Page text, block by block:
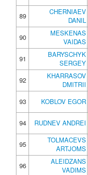
89
CHERNIAEV
DANIL
90
MESKENAS
VAIDAS
91
BARYSCHYK
SERGEY
92
KHARRASOV
DMITRII
93
KOBLOV EGOR
94
RUDNEV ANDREI
95
TOLMACEVS
ARTJOMS
96
ALEIDZANS
VADIMS